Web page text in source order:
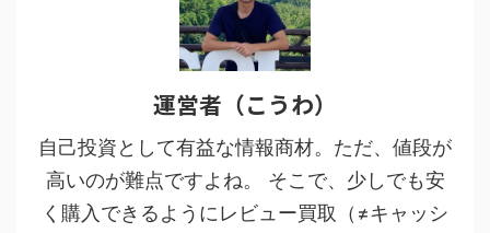
運営者（こうわ）
自己投資として有益な情報商材。ただ、値段が
高いのが難点ですよね。 そこで、少しでも安
く購入できるようにレビュー買取（≠キャッシ